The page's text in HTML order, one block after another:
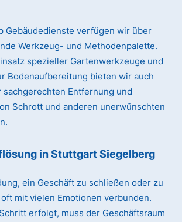
Gebäudedienste verfügen wir über
Werkzeug- und Methodenpalette.
spezieller Gartenwerkzeuge und
Bodenaufbereitung bieten wir auch
sachgerechten Entfernung und
Schrott und anderen unerwünschten
in Stuttgart Siegelberg
ein Geschäft zu schließen oder zu
mit vielen Emotionen verbunden.
erfolgt, muss der Geschäftsraum